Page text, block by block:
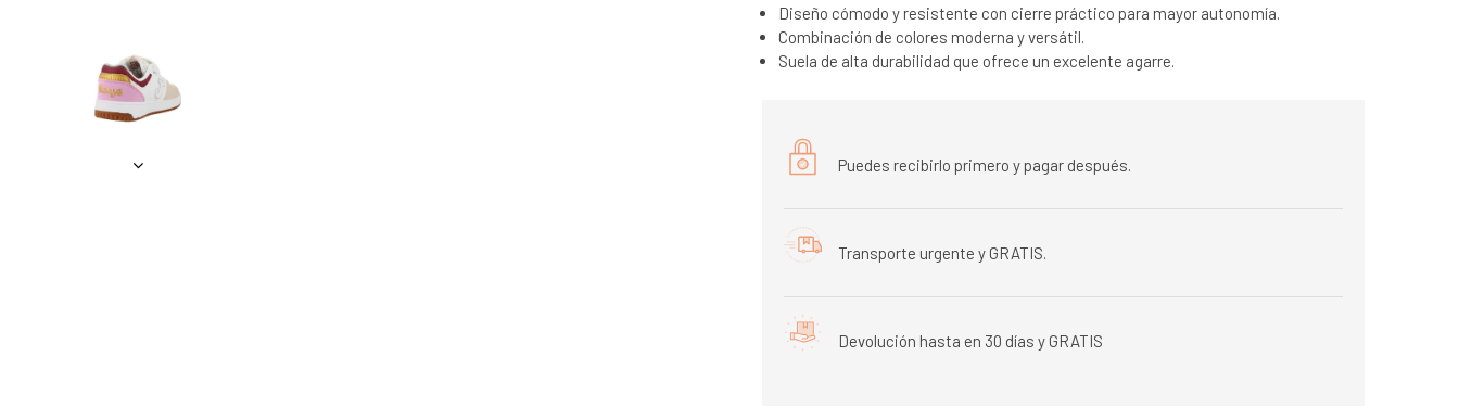
Diseño cómodo y resistente con cierre práctico para mayor autonomía.
Combinación de colores moderna y versátil.
Suela de alta durabilidad que ofrece un excelente agarre.
Puedes recibirlo primero y pagar después.
Transporte urgente y GRATIS.
Devolución hasta en 30 días y GRATIS